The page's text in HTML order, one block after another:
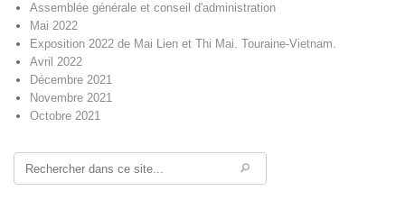
Assemblée générale et conseil d'administration
Mai 2022
Exposition 2022 de Mai Lien et Thi Mai. Touraine-Vietnam.
Avril 2022
Décembre 2021
Novembre 2021
Octobre 2021
Rechercher